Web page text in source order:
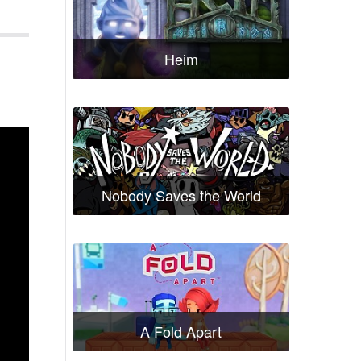
Heim
Nobody Saves the World
A Fold Apart